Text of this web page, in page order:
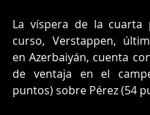
La víspera de la cuarta
curso, Verstappen,
en Azerbaiyán, cuenta
de ventaja en el
puntos) sobre Pérez (54